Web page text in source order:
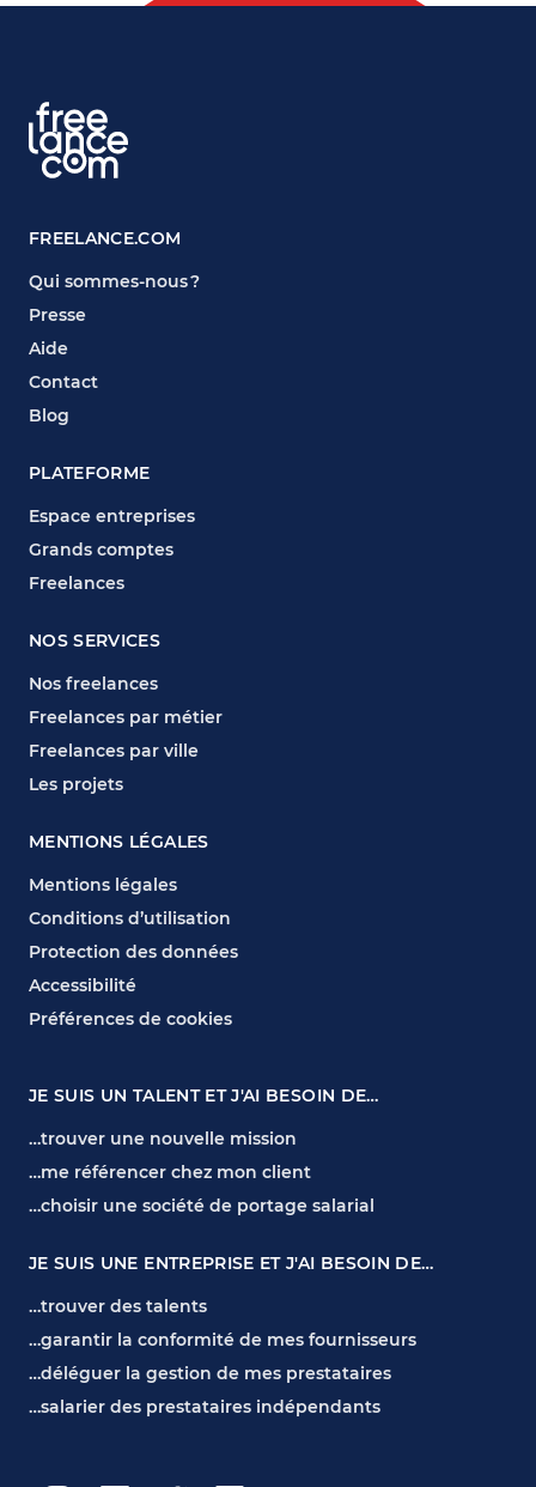
FREELANCE.COM
Qui sommes-nous ?
Presse
Aide
Contact
Blog
PLATEFORME
Espace entreprises
Grands comptes
Freelances
NOS SERVICES
Nos freelances
Freelances par métier
Freelances par ville
Les projets
MENTIONS LÉGALES
Mentions légales
Conditions d’utilisation
Protection des données
Accessibilité
Préférences de cookies
JE SUIS UN TALENT ET J'AI BESOIN DE…
…trouver une nouvelle mission
…me référencer chez mon client
…choisir une société de portage salarial
JE SUIS UNE ENTREPRISE ET J'AI BESOIN DE…
…trouver des talents
…garantir la conformité de mes fournisseurs
…déléguer la gestion de mes prestataires
…salarier des prestataires indépendants